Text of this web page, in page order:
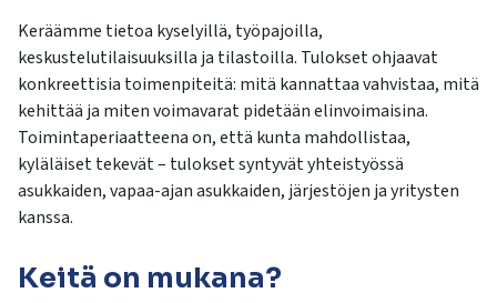
Keräämme tietoa kyselyillä, työpajoilla,
keskustelutilaisuuksilla ja tilastoilla. Tulokset ohjaavat
konkreettisia toimenpiteitä: mitä kannattaa vahvistaa, mitä
kehittää ja miten voimavarat pidetään elinvoimaisina.
Toimintaperiaatteena on, että kunta mahdollistaa,
kyläläiset tekevät – tulokset syntyvät yhteistyössä
asukkaiden, vapaa-ajan asukkaiden, järjestöjen ja yritysten
kanssa.
Keitä on mukana?